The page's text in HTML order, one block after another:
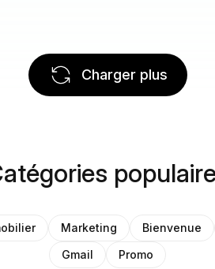
Charger plus
Marketing Bienvenue
Gmail
Promo